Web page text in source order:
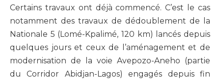
Certains travaux ont déjà commencé. C’est le cas
notamment des travaux de dédoublement de la
Nationale 5 (Lomé-Kpalimé, 120 km) lancés depuis
quelques jours et ceux de l’aménagement et de
modernisation de la voie Avepozo-Aneho (partie
du Corridor Abidjan-Lagos) engagés depuis fin